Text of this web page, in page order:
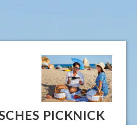
PICKNICK